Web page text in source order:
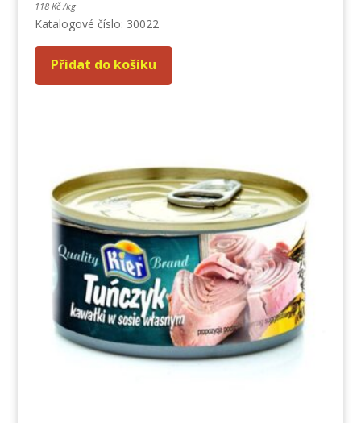
118 Kč /kg
Katalogové číslo: 30022
Přidat do košíku